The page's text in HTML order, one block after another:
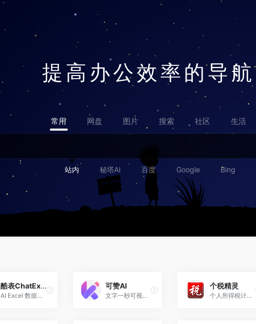
提高办公效率的导航
常用 网盘 图片 搜索 社区 生活
站内 秘塔AI 百度 Google Bing
酷表ChatExcel
AI Excel 数据分析辅助工具，北大团队开发的通过聊天来操作Excel表格的AI工具
可赞AI
文字一秒可视化 免费AI办公神器
个税精灵
个人所得税计算工具，帮助用户准确计算个人所得税